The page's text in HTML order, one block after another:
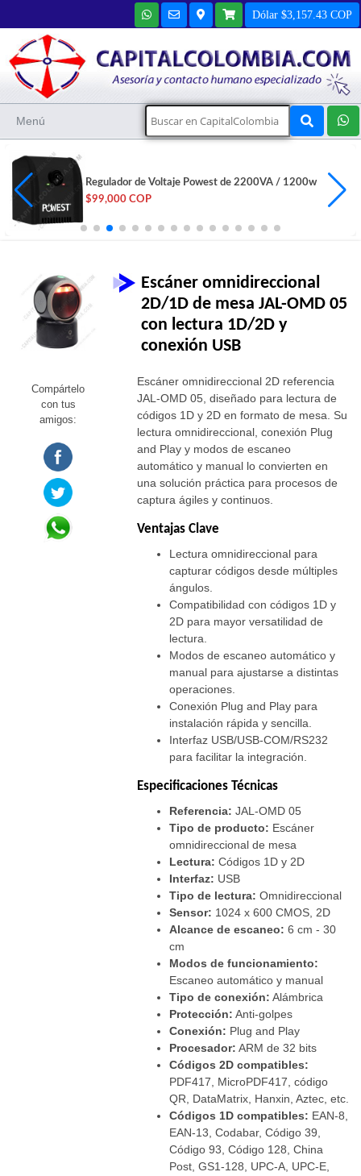
Dólar $3,157.43 COP
Menú
Regulador de Voltaje Powest de 2200VA / 1200w
$99,000 COP
Compártelo
con tus
amigos:
Escáner omnidireccional
2D/1D de mesa JAL-OMD 05
con lectura 1D/2D y
conexión USB
Escáner omnidireccional 2D referencia
JAL-OMD 05, diseñado para lectura de
códigos 1D y 2D en formato de mesa. Su
lectura omnidireccional, conexión Plug
and Play y modos de escaneo
automático y manual lo convierten en
una solución práctica para procesos de
captura ágiles y continuos.
Ventajas Clave
Lectura omnidireccional para
capturar códigos desde múltiples
ángulos.
Compatibilidad con códigos 1D y
2D para mayor versatilidad de
lectura.
Modos de escaneo automático y
manual para ajustarse a distintas
operaciones.
Conexión Plug and Play para
instalación rápida y sencilla.
Interfaz USB/USB-COM/RS232
para facilitar la integración.
Especificaciones Técnicas
Referencia: JAL-OMD 05
Tipo de producto: Escáner
omnidireccional de mesa
Lectura: Códigos 1D y 2D
Interfaz: USB
Tipo de lectura: Omnidireccional
Sensor: 1024 x 600 CMOS, 2D
Alcance de escaneo: 6 cm - 30
cm
Modos de funcionamiento:
Escaneo automático y manual
Tipo de conexión: Alámbrica
Protección: Anti-golpes
Conexión: Plug and Play
Procesador: ARM de 32 bits
Códigos 2D compatibles:
PDF417, MicroPDF417, código
QR, DataMatrix, Hanxin, Aztec, etc.
Códigos 1D compatibles: EAN-8,
EAN-13, Codabar, Código 39,
Código 93, Código 128, China
Post, GS1-128, UPC-A, UPC-E,